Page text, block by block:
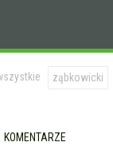
ząbkowicki
KOMENTARZE